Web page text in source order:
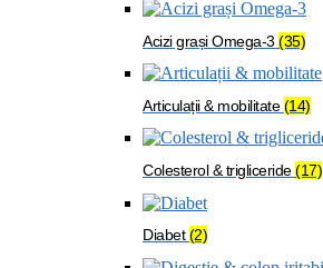
Acizi grași Omega-3 (35)
Articulații & mobilitate(14)
Colesterol & trigliceride(17)
Diabet(2)